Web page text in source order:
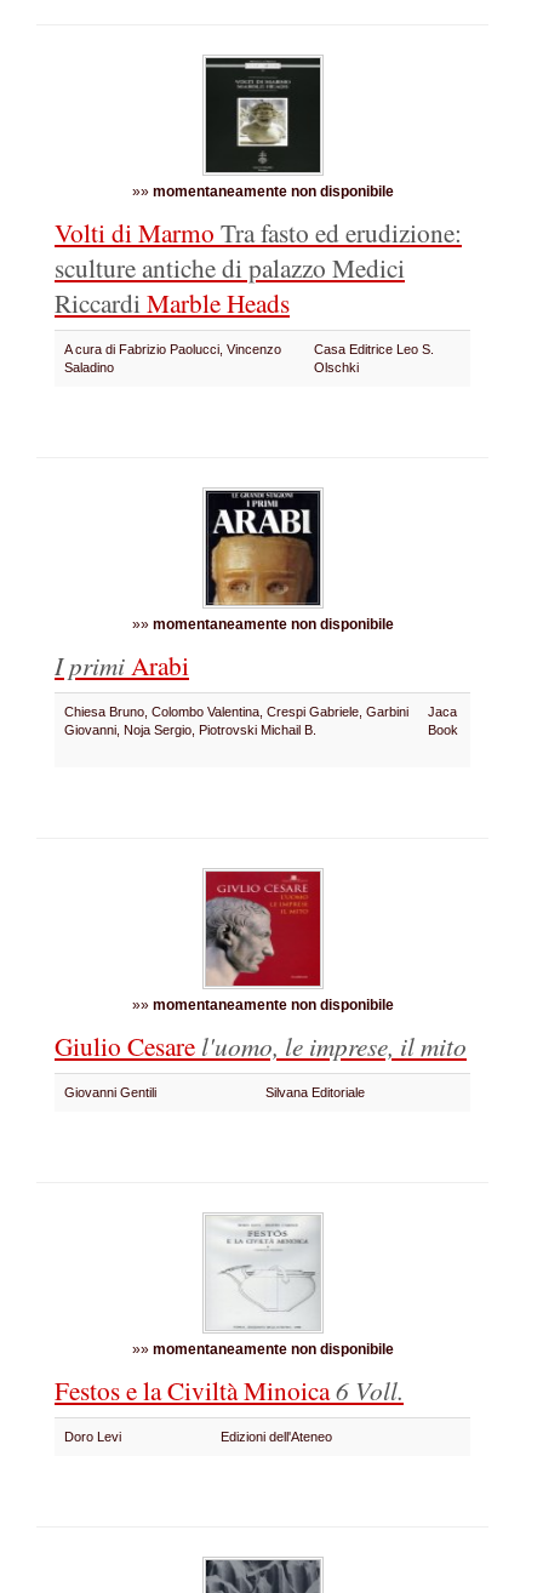
»» momentaneamente non disponibile
Volti di Marmo Tra fasto ed erudizione:
sculture antiche di palazzo Medici
Riccardi Marble Heads
A cura di Fabrizio Paolucci, Vincenzo
Saladino
Casa Editrice Leo S.
Olschki
»» momentaneamente non disponibile
I primiArabi
Chiesa Bruno, Colombo Valentina, Crespi Gabriele, Garbini
Giovanni, Noja Sergio, Piotrovski Michail B.
Jaca
Book
»» momentaneamente non disponibile
Giulio Cesare l'uomo, le imprese, il mito
Giovanni Gentili Silvana Editoriale
»» momentaneamente non disponibile
Festos e la Civiltà Minoica6 Voll.
Doro Levi Edizioni dell'Ateneo